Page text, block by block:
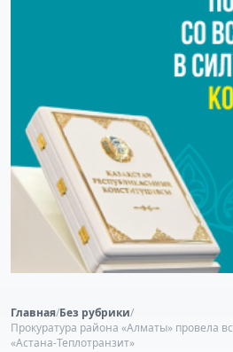
Главная/Без рубрики/
Прокуратура района «Алматы» провела
«Астана-Теплотранзит»